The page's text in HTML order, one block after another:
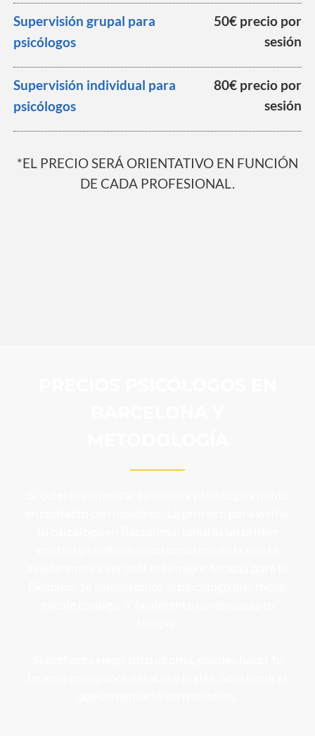
Supervisión grupal para
psicólogos
50€ precio por
sesión
Supervisión individual para
psicólogos
80€ precio por
sesión
*EL PRECIO SERÁ ORIENTATIVO EN FUNCIÓN
DE CADA PROFESIONAL.